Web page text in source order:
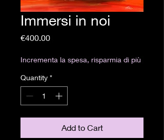
Immersi in noi
€400.00Price
Incrementa la spesa, risparmia di più
Quantity *
Add to Cart